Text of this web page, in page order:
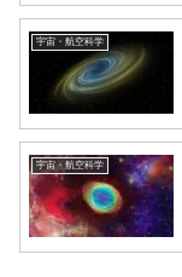
宇宙・航空科学
宇宙・航空科学